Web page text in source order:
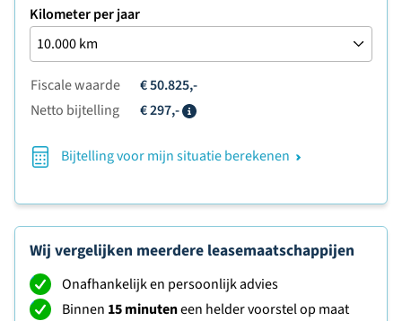
Kilometer per jaar
Fiscale waarde
€ 50.825,-
Netto bijtelling
€ 297,-
Bijtelling voor mijn situatie berekenen
Wij vergelijken meerdere leasemaatschappijen
Onafhankelijk en persoonlijk advies
Binnen 15 minuteneen helder voorstel op maat